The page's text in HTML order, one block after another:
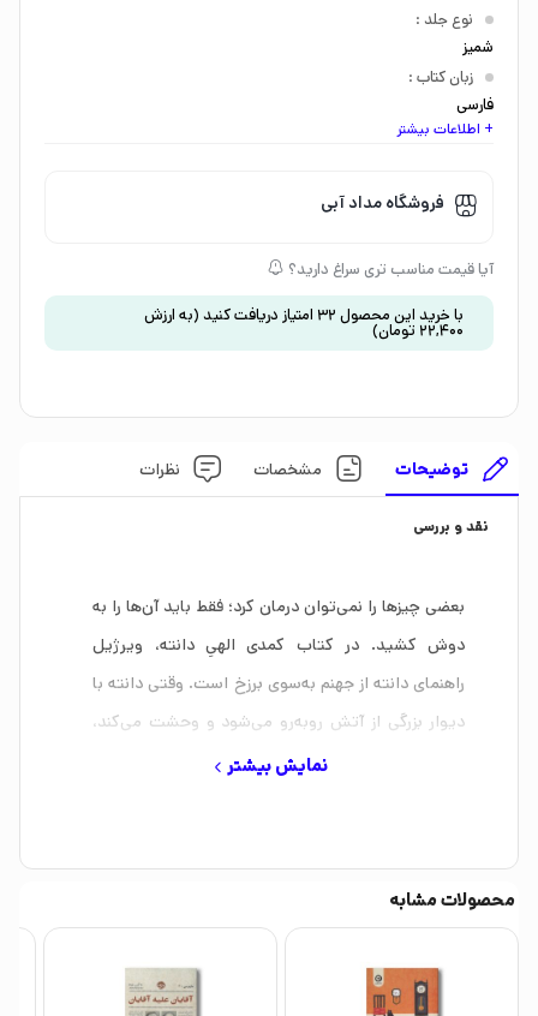
نوع جلد :
شمیز
زبان کتاب :
فارسی
اندازه کتاب:
گروه سنی :
جوان و بزرگسال
داستان و رمان
+ اطلاعات بیشتر
فروشگاه مداد آبی
آیا قیمت مناسب تری سراغ دارید؟
با خرید این محصول 32 امتیاز دریافت کنید (به ارزش
22,400 تومان)
توضیحات مشخصات نظرات
نقد و بررسی
بعضی چیزها را نمی‌توان درمان کرد؛ فقط باید آن‌ها را به
دوش کشید. در کتاب کمدی الهیِ دانته، ویرژیل
راهنمای دانته از جهنم به‌سوی برزخ است. وقتی دانته با
دیوار بزرگی از آتش روبه‌رو می‌شود و وحشت می‌کند،
ویرژیل به او می‌گوید: «انتخاب دیگری نداری. این آتشی
ویرژیل ترس او را حس می‌کند، دست روی شانه‌اش
می‌گذارد و تکرار می‌کند: «انتخاب دیگری نداری.» دانته
کسانی‌که زندگی می‌کنند با این دیوار آتش روبه‌رو
نمایش بیشتر
محصولات مشابه